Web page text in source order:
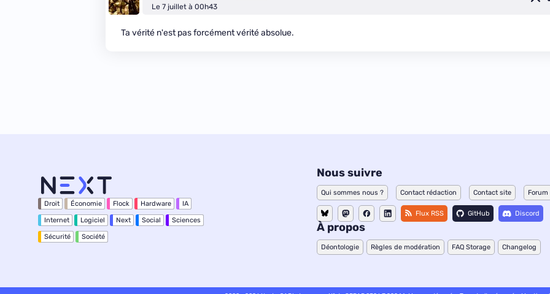
Le 7 juillet à 00h43
Ta vérité n'est pas forcément vérité absolue.
Droit Économie Flock Hardware IA
Internet Logiciel Next Social Sciences
Sécurité Société
Nous suivre
Qui sommes nous ? Contact rédaction Contact site Forum
Flux RSS GitHub Discord
À propos
Déontologie Règles de modération FAQ Storage Changelog